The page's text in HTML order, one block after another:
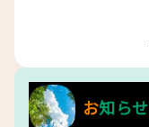
お知らせ